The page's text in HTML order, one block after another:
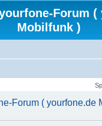
Forum (
Mobilfunk )
Forum ( yourfone.de